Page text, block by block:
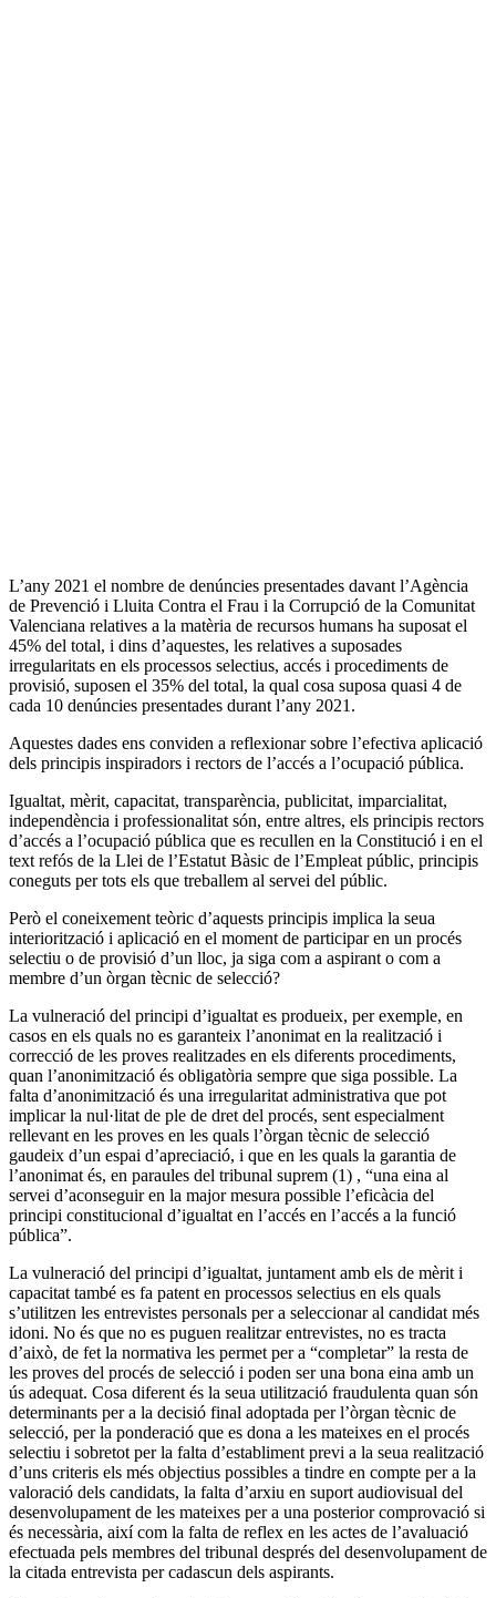
L’any 2021 el nombre de denúncies presentades davant l’Agència
de Prevenció i Lluita Contra el Frau i la Corrupció de la Comunitat
Valenciana relatives a la matèria de recursos humans ha suposat el
45% del total, i dins d’aquestes, les relatives a suposades
irregularitats en els processos selectius, accés i procediments de
provisió, suposen el 35% del total, la qual cosa suposa quasi 4 de
cada 10 denúncies presentades durant l’any 2021.
Aquestes dades ens conviden a reflexionar sobre l’efectiva aplicació
dels principis inspiradors i rectors de l’accés a l’ocupació pública.
Igualtat, mèrit, capacitat, transparència, publicitat, imparcialitat,
independència i professionalitat són, entre altres, els principis rectors
d’accés a l’ocupació pública que es recullen en la Constitució i en el
text refós de la Llei de l’Estatut Bàsic de l’Empleat públic, principis
coneguts per tots els que treballem al servei del públic.
Però el coneixement teòric d’aquests principis implica la seua
interiorització i aplicació en el moment de participar en un procés
selectiu o de provisió d’un lloc, ja siga com a aspirant o com a
membre d’un òrgan tècnic de selecció?
La vulneració del principi d’igualtat es produeix, per exemple, en
casos en els quals no es garanteix l’anonimat en la realització i
correcció de les proves realitzades en els diferents procediments,
quan l’anonimització és obligatòria sempre que siga possible. La
falta d’anonimització és una irregularitat administrativa que pot
implicar la nul·litat de ple de dret del procés, sent especialment
rellevant en les proves en les quals l’òrgan tècnic de selecció
gaudeix d’un espai d’apreciació, i que en les quals la garantia de
l’anonimat és, en paraules del tribunal suprem (1) , “una eina al
servei d’aconseguir en la major mesura possible l’eficàcia del
principi constitucional d’igualtat en l’accés en l’accés a la funció
pública”.
La vulneració del principi d’igualtat, juntament amb els de mèrit i
capacitat també es fa patent en processos selectius en els quals
s’utilitzen les entrevistes personals per a seleccionar al candidat més
idoni. No és que no es puguen realitzar entrevistes, no es tracta
d’això, de fet la normativa les permet per a “completar” la resta de
les proves del procés de selecció i poden ser una bona eina amb un
ús adequat. Cosa diferent és la seua utilització fraudulenta quan són
determinants per a la decisió final adoptada per l’òrgan tècnic de
selecció, per la ponderació que es dona a les mateixes en el procés
selectiu i sobretot per la falta d’establiment previ a la seua realització
d’uns criteris els més objectius possibles a tindre en compte per a la
valoració dels candidats, la falta d’arxiu en suport audiovisual del
desenvolupament de les mateixes per a una posterior comprovació si
és necessària, així com la falta de reflex en les actes de l’avaluació
efectuada pels membres del tribunal després del desenvolupament de
la citada entrevista per cadascun dels aspirants.